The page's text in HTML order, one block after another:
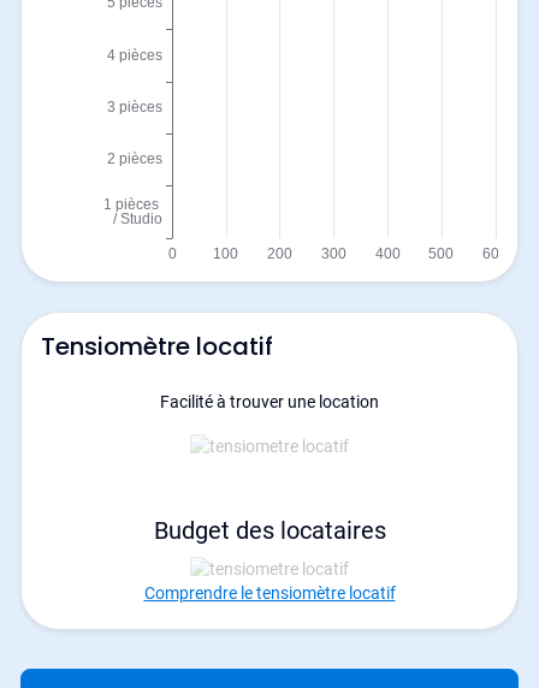
Tensiomètre locatif
Facilité à trouver une location
Budget des locataires
Comprendre le tensiomètre locatif